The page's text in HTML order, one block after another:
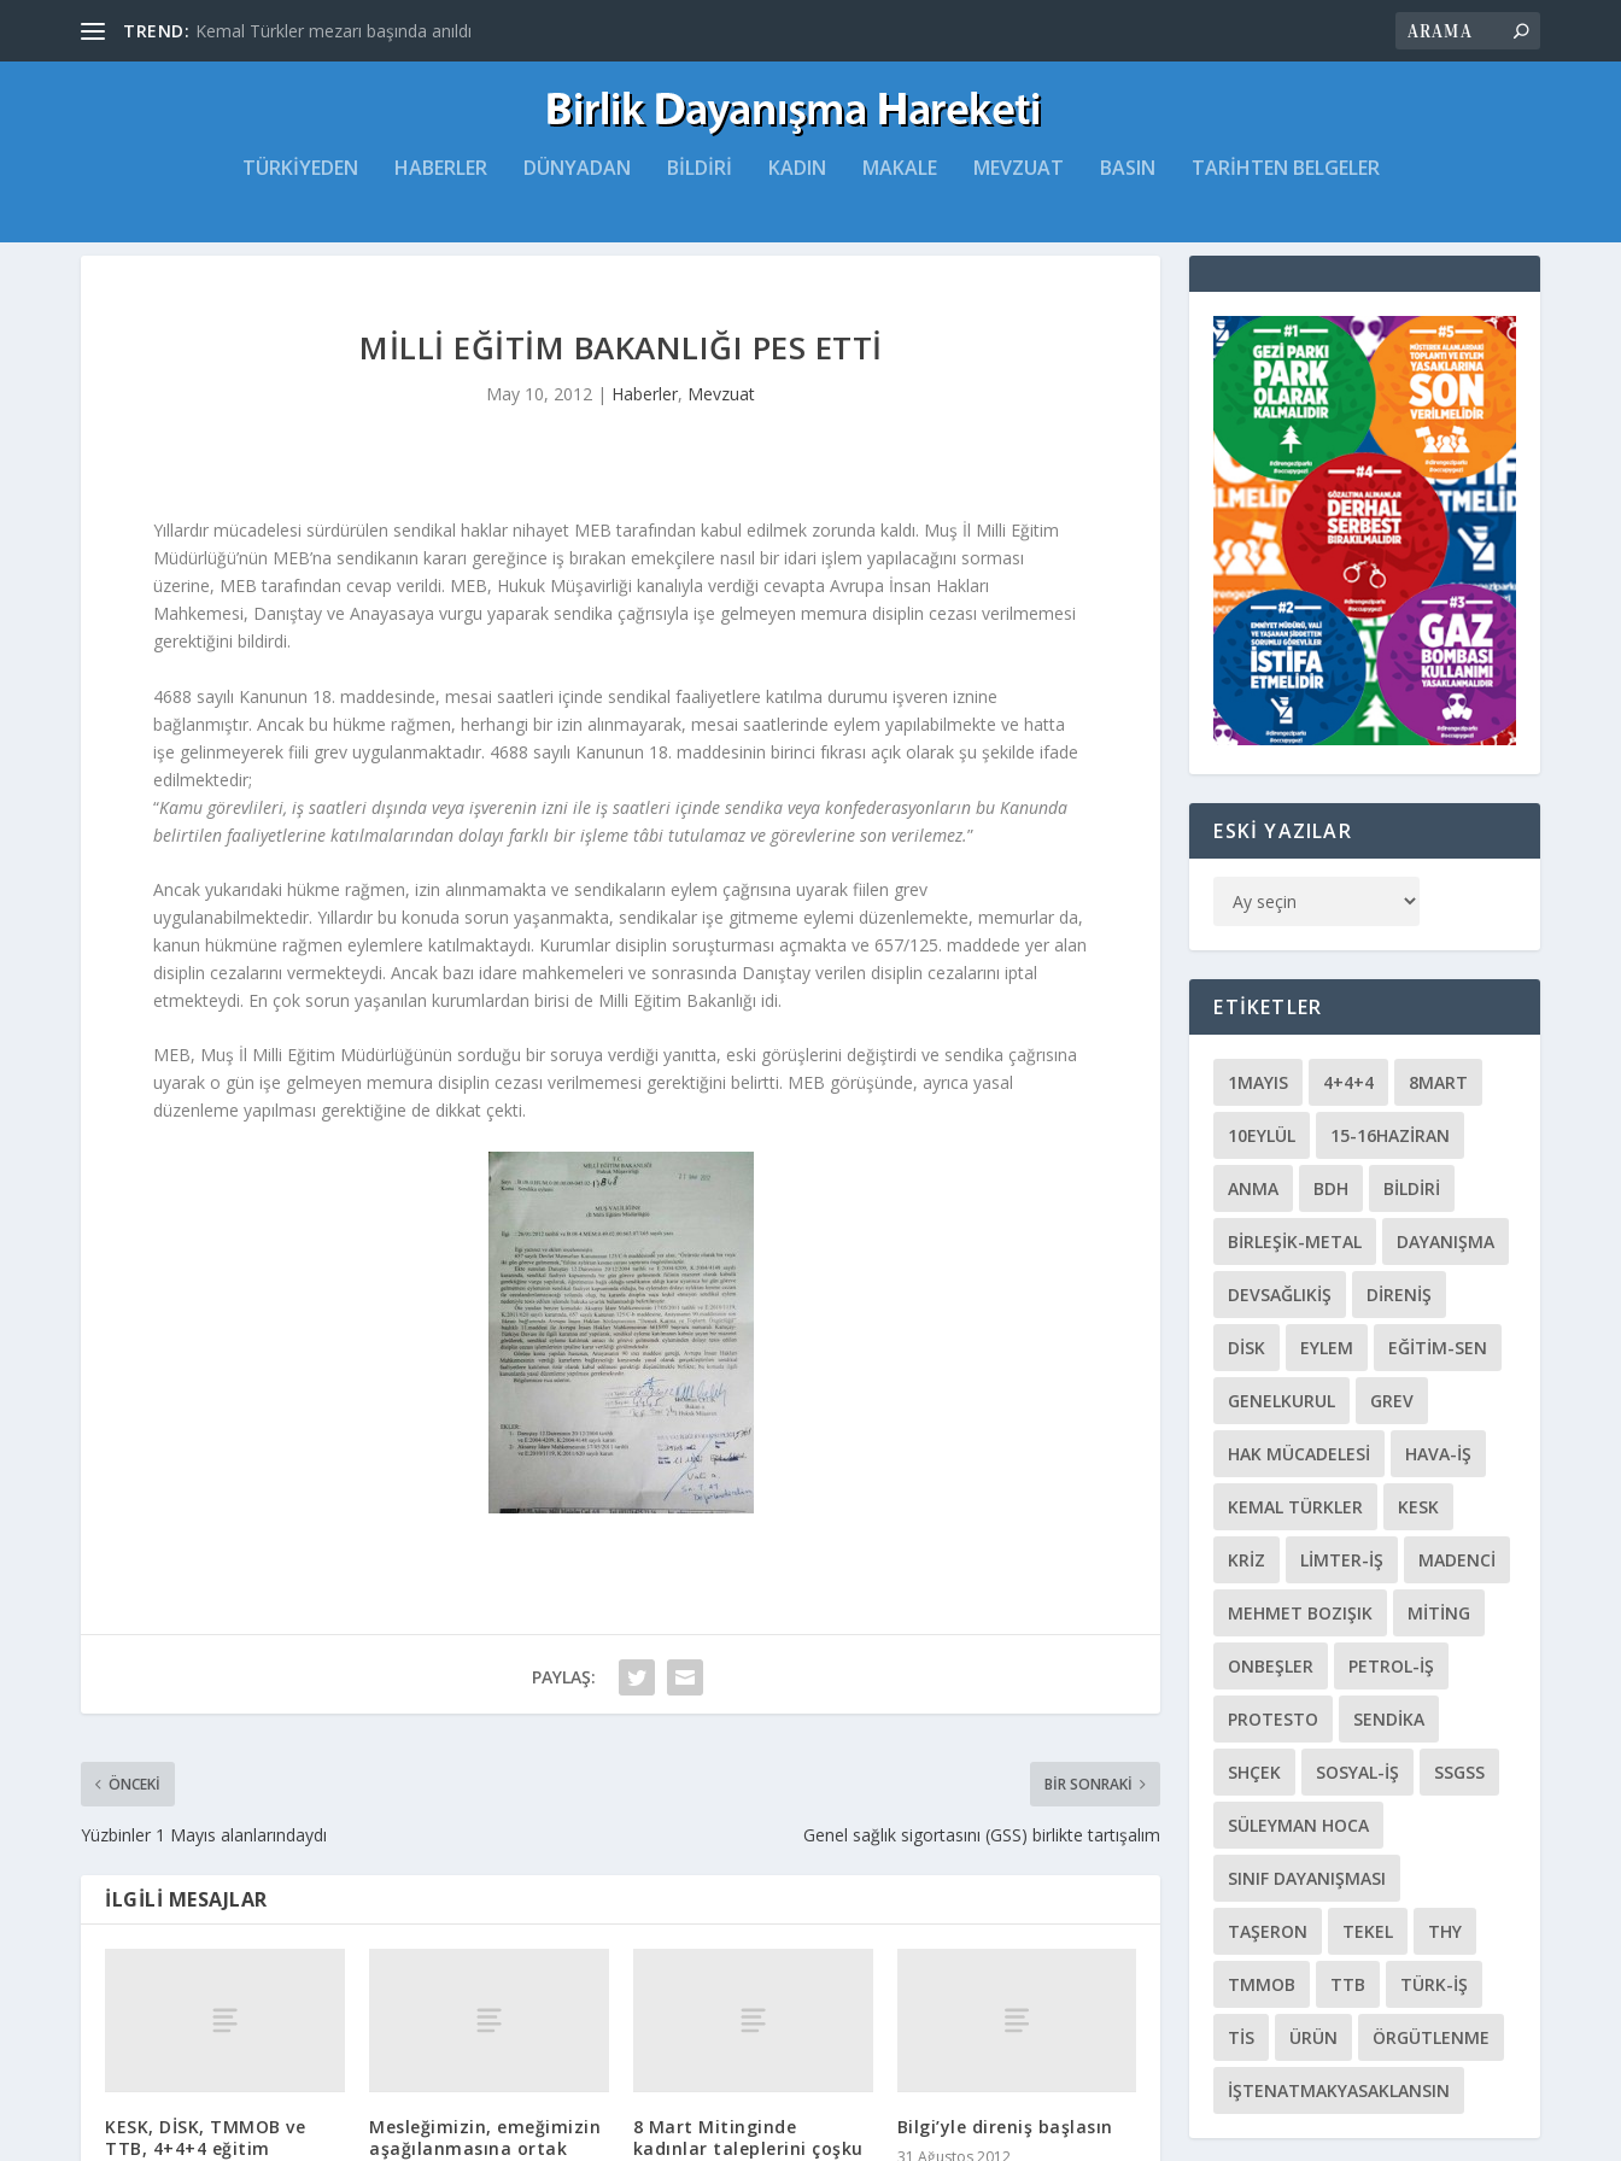
TREND: Kemal Türkler mezarı başında anıldı
TÜRKIYEDEN HABERLER DÜNYADAN BILDIRI KADIN MAKALE MEVZUAT BASIN TARIHTEN BELGELER
MILLI EĞITIM BAKANLIĞI PES ETTI
May 10, 2012 | Haberler, Mevzuat
Yıllardır mücadelesi sürdürülen sendikal haklar nihayet MEB tarafından kabul edilmek zorunda kaldı. Muş İl Milli Eğitim
Müdürlüğü’nün MEB’na sendikanın kararı gereğince iş bırakan emekçilere nasıl bir idari işlem yapılacağını sorması
üzerine, MEB tarafından cevap verildi. MEB, Hukuk Müşavirliği kanalıyla verdiği cevapta Avrupa İnsan Hakları
Mahkemesi, Danıştay ve Anayasaya vurgu yaparak sendika çağrısıyla işe gelmeyen memura disiplin cezası verilmemesi
gerektiğini bildirdi.
4688 sayılı Kanunun 18. maddesinde, mesai saatleri içinde sendikal faaliyetlere katılma durumu işveren iznine
bağlanmıştır. Ancak bu hükme rağmen, herhangi bir izin alınmayarak, mesai saatlerinde eylem yapılabilmekte ve hatta
işe gelinmeyerek fiili grev uygulanmaktadır. 4688 sayılı Kanunun 18. maddesinin birinci fıkrası açık olarak şu şekilde ifade
edilmektedir;
“Kamu görevlileri, iş saatleri dışında veya işverenin izni ile iş saatleri içinde sendika veya konfederasyonların bu Kanunda
belirtilen faaliyetlerine katılmalarından dolayı farklı bir işleme tâbi tutulamaz ve görevlerine son verilemez.”
Ancak yukarıdaki hükme rağmen, izin alınmamakta ve sendikaların eylem çağrısına uyarak fiilen grev
uygulanabilmektedir. Yıllardır bu konuda sorun yaşanmakta, sendikalar işe gitmeme eylemi düzenlemekte, memurlar da,
kanun hükmüne rağmen eylemlere katılmaktaydı. Kurumlar disiplin soruşturması açmakta ve 657/125. maddede yer alan
disiplin cezalarını vermekteydi. Ancak bazı idare mahkemeleri ve sonrasında Danıştay verilen disiplin cezalarını iptal
etmekteydi. En çok sorun yaşanılan kurumlardan birisi de Milli Eğitim Bakanlığı idi.
MEB, Muş İl Milli Eğitim Müdürlüğünün sorduğu bir soruya verdiği yanıtta, eski görüşlerini değiştirdi ve sendika çağrısına
uyarak o gün işe gelmeyen memura disiplin cezası verilmemesi gerektiğini belirtti. MEB görüşünde, ayrıca yasal
düzenleme yapılması gerektiğine de dikkat çekti.
PAYLAŞ:
ÖNCEKI
Yüzbinler 1 Mayıs alanlarındaydı
BIR SONRAKI
Genel sağlık sigortasını (GSS) birlikte tartışalım
İLGILI MESAJLAR
KESK, DİSK, TMMOB ve
TTB, 4+4+4 eğitim
Mesleğimizin, emeğimizin
aşağılanmasına ortak
8 Mart Mitinginde
kadınlar taleplerini çoşku
Bilgi’yle direniş başlasın
31 Ağustos 2012
ESKI YAZILAR
ETIKETLER
1MAYIS 4+4+4 8MART
10EYLÜL 15-16HAZIRAN
ANMA BDH BILDIRI
BIRLEŞIK-METAL DAYANIŞMA
DEVSAĞLIKİŞ DIRENIŞ
DİSK EYLEM EĞITIM-SEN
GENELKURUL GREV
HAK MÜCADELESI HAVA-İŞ
KEMAL TÜRKLER KESK
KRIZ LIMTER-İŞ MADENCI
MEHMET BOZIŞIK MITING
ONBEŞLER PETROL-İŞ
PROTESTO SENDIKA
SHÇEK SOSYAL-IŞ SSGSS
SÜLEYMAN HOCA
SINIF DAYANIŞMASI
TAŞERON TEKEL THY
TMMOB TTB TÜRK-İŞ
TİS ÜRÜN ÖRGÜTLENME
İŞTENATMAKYASAKLANSIN